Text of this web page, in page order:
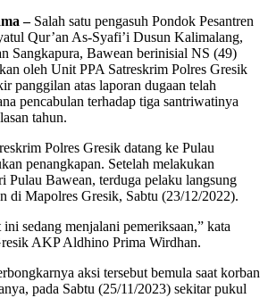
– Salah satu pengasuh Pondok Pesantren
Qur’an As-Syafi’i Dusun Kalimalang,
Sangkapura, Bawean berinisial NS (49)
oleh Unit PPA Satreskrim Polres Gresik
panggilan atas laporan dugaan telah
pencabulan terhadap tiga santriwatinya
tahun.
Polres Gresik datang ke Pulau
penangkapan. Setelah melakukan
Pulau Bawean, terduga pelaku langsung
di Mapolres Gresik, Sabtu (23/12/2022).
ini sedang menjalani pemeriksaan,” kata
AKP Aldhino Prima Wirdhan.
aksi tersebut bemula saat korban
pada Sabtu (25/11/2023) sekitar pukul